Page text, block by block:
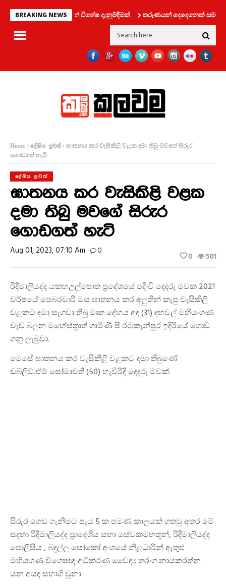
BREAKING NEWS
දෙපාර්තමේන්තුවෙන් විශේෂ දැනුම්දීමක් තරුණයන් දෙදෙනෙක් සමග ලිෆ්ට්
Home දේශිය පුවත්
ඝාතනය කර වැසිකිළි වළක දමා තිබු මවගේ සිරුර
ගොඩගත් හැටි
දේශිය පුවත්
ඝාතනය කර වැසිකිළි වළක
දමා තිබු මවගේ සිරුර
ගොඩගත් හැටි
Aug 01, 2023, 07:10 Am 0 501
0
රිදීමාලියද්ද යකහඋල්පොත ප්‍රදේශයේ පදිංචි දෙදරු මවක 2021
වර්ෂයේ පෙබරවාරි මස ඝාතනය කර අලුතින් කැපු වැසිකිලි
වළකට දමා සැගවා තිබු මෘත දේහය අද (31) දහවල් මහියංගණ
වැඩ බලන මහේස්ත්‍රාත් ගාමිණි පි රඹකැන්පුර ඉදිරියේ ගොඩ
ගනු ලැබුවා.
මෙසේ ඝාතනය කර වැසිකිළි වළකට දමා තිබුණේ
ඩබ්ලිව්.ඒම් සෝමාවති (50) හැවිරිදි දෙදරු මවක්.
සිරුර ගෙඩ ගැනිමට පැය 5 ක පමණ කාලයක් ගතවු අතර මේ
සදහා රිදීමාලියද්ද ප්‍රාදේශිය සභා සේවකමහතුන්, රිදීමාලියද්ද
පොලිසිය , බදුල්ල සෝකෝ අංශයේ නිළධාරින් ඇතුළු
මහියගණ විශෙෂඥ අධිකරණ වෛද්‍ය තරංග නායකරත්න
යන අයද සභාගි වුනා.